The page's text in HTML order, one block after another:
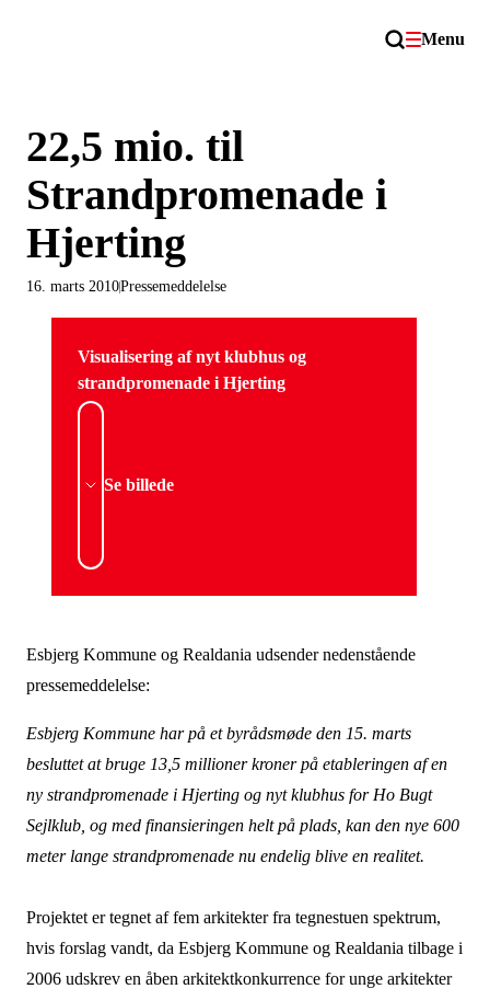
Menu
22,5 mio. til
Strandpromenade i
Hjerting
Pressemeddelelse
16. marts 2010
Visualisering af nyt klubhus og
strandpromenade i Hjerting
Se billede
Esbjerg Kommune og Realdania udsender nedenstående
pressemeddelelse:
Esbjerg Kommune har på et byrådsmøde den 15. marts
besluttet at bruge 13,5 millioner kroner på etableringen af en
ny strandpromenade i Hjerting og nyt klubhus for Ho Bugt
Sejlklub, og med finansieringen helt på plads, kan den nye 600
meter lange strandpromenade nu endelig blive en realitet.
Projektet er tegnet af fem arkitekter fra tegnestuen spektrum,
hvis forslag vandt, da Esbjerg Kommune og Realdania tilbage i
2006 udskrev en åben arkitektkonkurrence for unge arkitekter